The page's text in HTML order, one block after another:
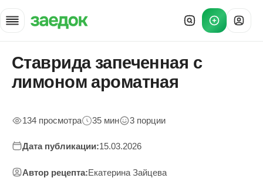
Главная
»
Рецепты
Ставрида запеченная с
лимоном ароматная
134 просмотра 35 мин 3 порции
Дата публикации:15.03.2026
Автор рецепта:Екатерина Зайцева